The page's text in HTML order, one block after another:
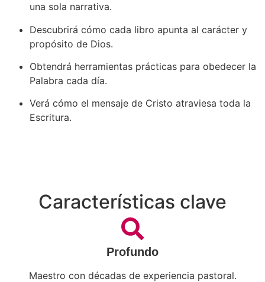
una sola narrativa.
Descubrirá cómo cada libro apunta al carácter y
propósito de Dios.
Obtendrá herramientas prácticas para obedecer la
Palabra cada día.
Verá cómo el mensaje de Cristo atraviesa toda la
Escritura.
Características clave
Profundo
Maestro con décadas de experiencia pastoral.